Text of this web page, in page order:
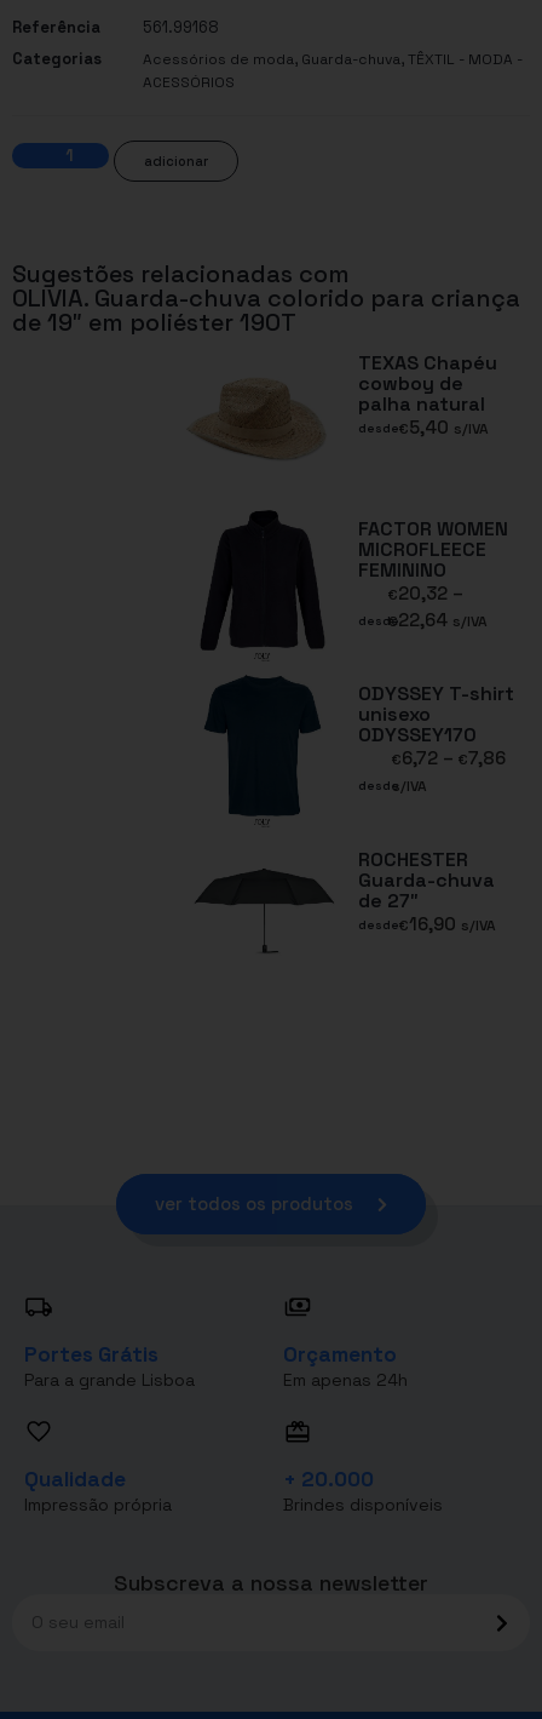
Referência
561.99168
Categorias
Acessórios de moda, Guarda-chuva,TÊXTIL - MODA -
ACESSÓRIOS
adicionar
Sugestões relacionadas com
OLIVIA. Guarda-chuva colorido para criança
de 19″ em poliéster 190T
TEXAS Chapéu
cowboy de
palha natural
desde€5,40 s/IVA
FACTOR WOMEN
MICROFLEECE
FEMININO
desde
€20,32 –
€22,64 s/IVA
ODYSSEY T-shirt
unisexo
ODYSSEY170
desde
€6,72 – €7,86
s/IVA
ROCHESTER
Guarda-chuva
de 27″
desde€16,90 s/IVA
ver todos os produtos
Portes Grátis
Para a grande Lisboa
Orçamento
Em apenas 24h
Qualidade
Impressão própria
+ 20.000
Brindes disponíveis
Subscreva a nossa newsletter